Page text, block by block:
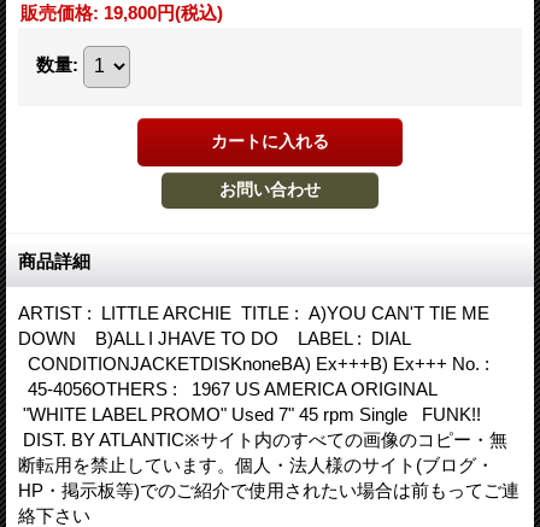
販売価格: 19,800円(税込)
数量:
商品詳細
ARTIST : LITTLE ARCHIE TITLE : A)YOU CAN'T TIE ME
DOWN B)ALL I JHAVE TO DO LABEL : DIAL
CONDITIONJACKETDISKnoneBA) Ex+++B) Ex+++ No. :
45-4056OTHERS : 1967 US AMERICA ORIGINAL
"WHITE LABEL PROMO" Used 7" 45 rpm Single FUNK!!
DIST. BY ATLANTIC※サイト内のすべての画像のコピー・無
断転用を禁止しています。個人・法人様のサイト(ブログ・
HP・掲示板等)でのご紹介で使用されたい場合は前もってご連
絡下さい